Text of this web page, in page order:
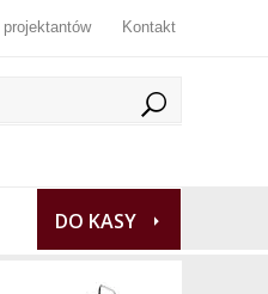
Kontakt
DO KASY